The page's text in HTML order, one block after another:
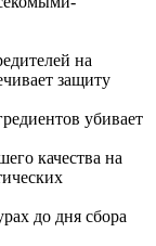
на
защиту
убивает
качества на
до дня сбора